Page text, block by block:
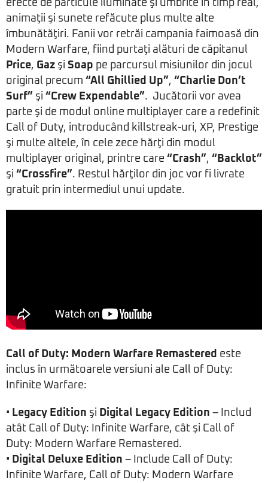
efecte de particule iluminate şi umbrite în timp real,
animaţii şi sunete refăcute plus multe alte
îmbunătăţiri. Fanii vor retrăi campania faimoasă din
Modern Warfare, fiind purtaţi alături de căpitanul
Price, Gaz şi Soap pe parcursul misiunilor din jocul
original precum “All Ghillied Up”, “Charlie Don’t
Surf” şi “Crew Expendable”. Jucătorii vor avea
parte şi de modul online multiplayer care a redefinit
Call of Duty, introducând killstreak-uri, XP, Prestige
şi multe altele, în cele zece hărţi din modul
multiplayer original, printre care “Crash”, “Backlot”
şi “Crossfire”. Restul hărţilor din joc vor fi livrate
gratuit prin intermediul unui update.
Call of Duty: Modern Warfare Remastered este
inclus în următoarele versiuni ale Call of Duty:
Infinite Warfare:
• Legacy Edition şi Digital Legacy Edition – Includ
atât Call of Duty: Infinite Warfare, cât şi Call of
Duty: Modern Warfare Remastered.
• Digital Deluxe Edition – Include Call of Duty:
Infinite Warfare, Call of Duty: Modern Warfare